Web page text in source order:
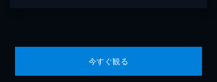
今すぐ観る